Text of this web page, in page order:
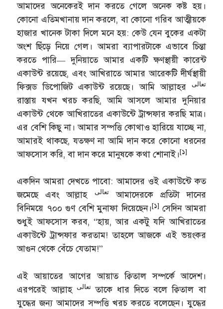
আমাদের অনেকেরই দান করতে গেলে অনেক কষ্ট হয়।
কোনো এতিমখানায় দান করলে, বা কোনো গরিব আত্মীয়কে
হাজার খানেক টাকা দিলে মনে হয়: কেউ যেন বুকের একটা
অংশ ছিঁড়ে নিয়ে গেল। আমরা ব্যাপারটাকে এভাবে চিন্তা
করতে পারি— দুনিয়াতে আমার একটি ক্ষণস্থায়ী কারেন্ট
একাউন্ট রয়েছে, এবং আখিরাতে আমার আরেকটি দীর্ঘস্থায়ী
ফিক্সড ডিপোজিট একাউন্ট রয়েছে। আমি আল্লাহর
تعالى
রাস্তায় যখন খরচ করছি, আমি আসলে আমার দুনিয়ার
একাউন্ট থেকে আখিরাতের একাউন্টে ট্রান্সফার করছি মাত্র।
এর বেশি কিছু না। আমার সম্পত্তি কোথাও হারিয়ে যাচ্ছে না,
আমারই থাকছে, যতক্ষণ না আমি দান করে কোনো ধরনের
আফসোস করি, বা দান করে মানুষকে কথা শোনাই।[১]
একদিন আমরা দেখতে পাবো: আমাদের ওই একাউন্টে কত
জমেছে এবং আল্লাহ
تعالىআমাদেরকে প্রতিটা দানের
বিনিময়ে ৭০০ গুণ বেশি মুনাফা দিয়েছেন।[১] সেদিন আমরা
শুধুই আফসোস করব, “হায়, আর একটু যদি আখিরাতের
একাউন্টে ট্রান্সফার করতাম! তাহলে আজকে এই ভয়ংকর
আগুন থেকে বেঁচে যেতাম!”
এই আয়াতের আগের আয়াত ক্বিতাল সম্পর্কে আদেশ।
এরপরেই আল্লাহ تعالىতাকে ধার দিতে বলে ক্বিতাল বা
যুদ্ধের জন্য আমাদের সম্পত্তি খরচ করতে বলেছেন। যুদ্ধের